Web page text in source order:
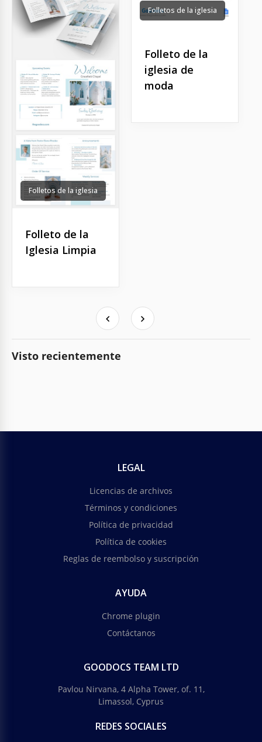
Folletos de la iglesia
Folleto de la
Iglesia Limpia
Folletos de la iglesia
Folleto de la
iglesia de
moda
Visto recientemente
LEGAL
Licencias de archivos
Términos y condiciones
Política de privacidad
Política de cookies
Reglas de reembolso y suscripción
AYUDA
Chrome plugin
Contáctanos
GOODOCS TEAM LTD
Pavlou Nirvana, 4 Alpha Tower, of. 11,
Limassol, Cyprus
REDES SOCIALES